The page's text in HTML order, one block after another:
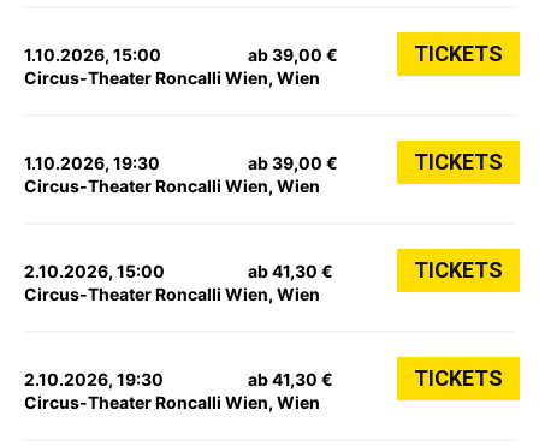
1.10.2026, 15:00
Circus-Theater Roncalli Wien, Wien
ab 39,00 € TICKETS
1.10.2026, 19:30
Circus-Theater Roncalli Wien, Wien
ab 39,00 € TICKETS
2.10.2026, 15:00
Circus-Theater Roncalli Wien, Wien
ab 41,30 € TICKETS
2.10.2026, 19:30
Circus-Theater Roncalli Wien, Wien
ab 41,30 € TICKETS